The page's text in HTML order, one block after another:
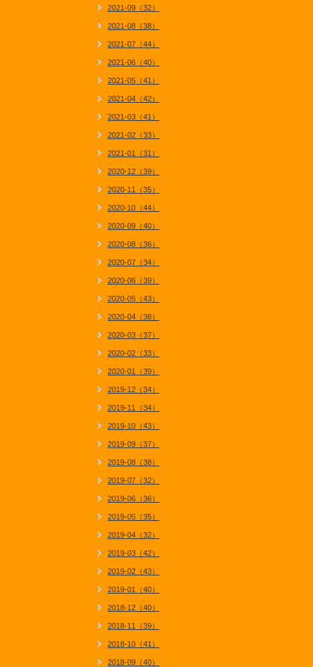
2021-09（32）
2021-08（38）
2021-07（44）
2021-06（40）
2021-05（41）
2021-04（42）
2021-03（41）
2021-02（33）
2021-01（31）
2020-12（39）
2020-11（35）
2020-10（44）
2020-09（40）
2020-08（36）
2020-07（34）
2020-06（39）
2020-05（43）
2020-04（38）
2020-03（37）
2020-02（33）
2020-01（39）
2019-12（34）
2019-11（34）
2019-10（43）
2019-09（37）
2019-08（38）
2019-07（32）
2019-06（36）
2019-05（35）
2019-04（32）
2019-03（42）
2019-02（43）
2019-01（40）
2018-12（40）
2018-11（39）
2018-10（41）
2018-09（40）